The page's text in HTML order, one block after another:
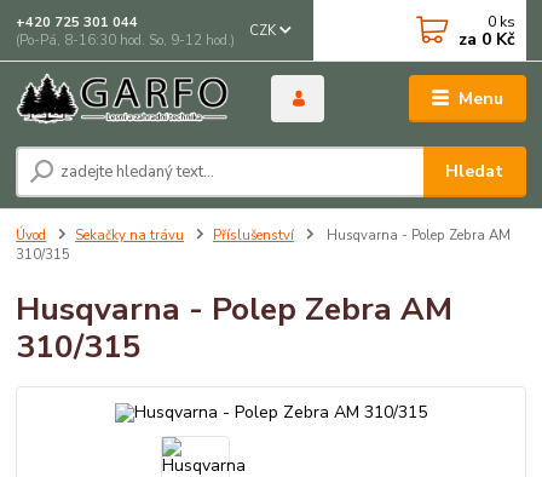
Menu
CZK
Hledat
+420 725 301 044
(Po-Pá, 8-16:30 hod. So, 9-12 hod.)
0 ks
za 0 Kč
Úvod Sekačky na trávu Příslušenství
Husqvarna - Polep Zebra AM
310/315
Husqvarna - Polep Zebra AM
310/315